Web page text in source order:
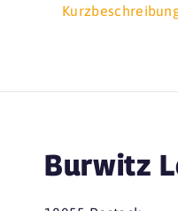
Burwitz